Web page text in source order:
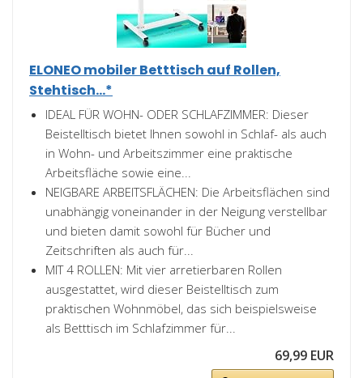
ELONEO mobiler Betttisch auf Rollen,
Stehtisch...*
IDEAL FÜR WOHN- ODER SCHLAFZIMMER: Dieser
Beistelltisch bietet Ihnen sowohl in Schlaf- als auch
in Wohn- und Arbeitszimmer eine praktische
Arbeitsfläche sowie eine...
NEIGBARE ARBEITSFLÄCHEN: Die Arbeitsflächen sind
unabhängig voneinander in der Neigung verstellbar
und bieten damit sowohl für Bücher und
Zeitschriften als auch für...
MIT 4 ROLLEN: Mit vier arretierbaren Rollen
ausgestattet, wird dieser Beistelltisch zum
praktischen Wohnmöbel, das sich beispielsweise
als Betttisch im Schlafzimmer für...
69,99 EUR